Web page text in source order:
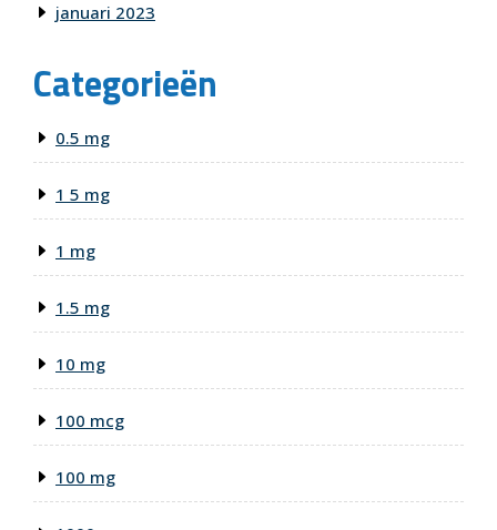
januari 2023
Categorieën
0.5 mg
1 5 mg
1 mg
1.5 mg
10 mg
100 mcg
100 mg